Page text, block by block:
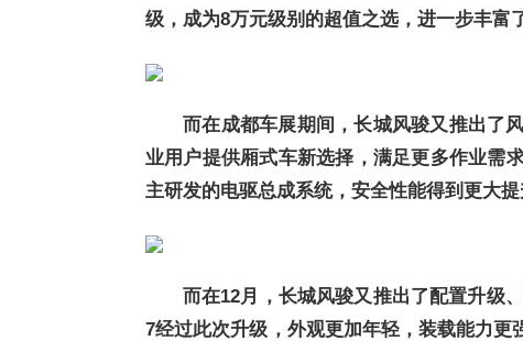
级，成为8万元级别的超值之选，进一步丰富
而在成都车展期间，长城风骏又推出了
业用户提供厢式车新选择，满足更多作业需
主研发的电驱总成系统，安全性能得到更大提
而在12月，长城风骏又推出了配置升级
7经过此次升级，外观更加年轻，装载能力